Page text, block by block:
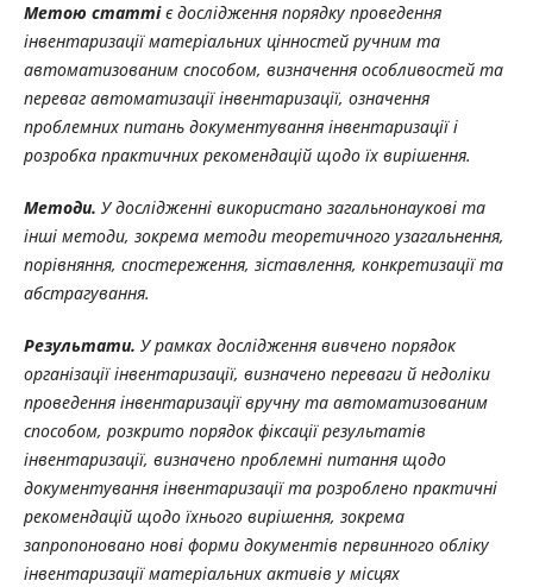
Метою статті є дослідження порядку проведення
інвентаризації матеріальних цінностей ручним та
автоматизованим способом, визначення особливостей та
переваг автоматизації інвентаризації, означення
проблемних питань документування інвентаризації і
розробка практичних рекомендацій щодо їх вирішення.
Методи. У дослідженні використано загальнонаукові та
інші методи, зокрема методи теоретичного узагальнення,
порівняння, спостереження, зіставлення, конкретизації та
абстрагування.
Результати. У рамках дослідження вивчено порядок
організації інвентаризації, визначено переваги й недоліки
проведення інвентаризації вручну та автоматизованим
способом, розкрито порядок фіксації результатів
інвентаризації, визначено проблемні питання щодо
документування інвентаризації та розроблено практичні
рекомендацій щодо їхнього вирішення, зокрема
запропоновано нові форми документів первинного обліку
інвентаризації матеріальних активів у місцях